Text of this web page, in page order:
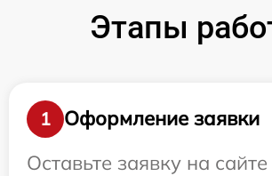
Этапы
1
Оформление заявки
Оставьте заявку на сайте